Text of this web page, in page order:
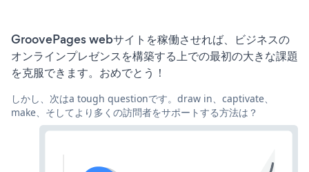
GroovePages webサイトを稼働させれば、ビジネスの
オンラインプレゼンスを構築する上での最初の大きな課題
を克服できます。おめでとう！
しかし、次はa tough questionです。draw in、captivate、
make、そしてより多くの訪問者をサポートする方法は？